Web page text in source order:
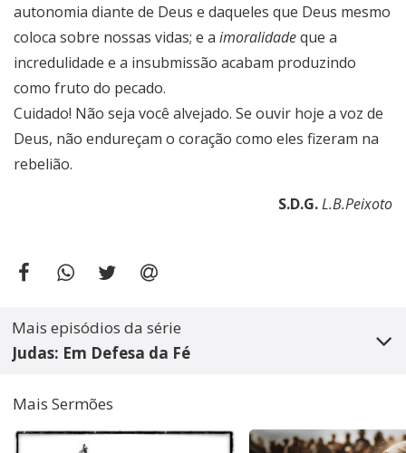
autonomia diante de Deus e daqueles que Deus mesmo
coloca sobre nossas vidas; e a imoralidadeque a
incredulidade e a insubmissão acabam produzindo
como fruto do pecado.
Cuidado! Não seja você alvejado. Se ouvir hoje a voz de
Deus, não endureçam o coração como eles fizeram na
rebelião.
S.D.G.L.B.Peixoto
Mais episódios da série
Judas: Em Defesa da Fé
Mais Sermões